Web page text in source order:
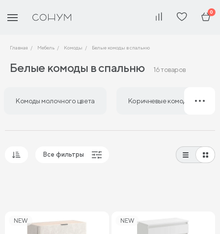
0
Главная Мебель Комоды Белые комоды в спальню
Белые комоды в спальню 16 товаров
Комоды молочного цвета Коричневые комоды в
Все фильтры
NEW NEW